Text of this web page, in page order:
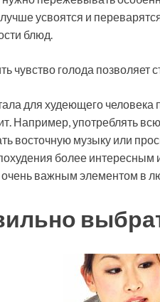
усвоятся и
блюд.
чувство голода позволяет
для худеющего
Например, употреблять
восточную музыку или
более
очень важным элементом в